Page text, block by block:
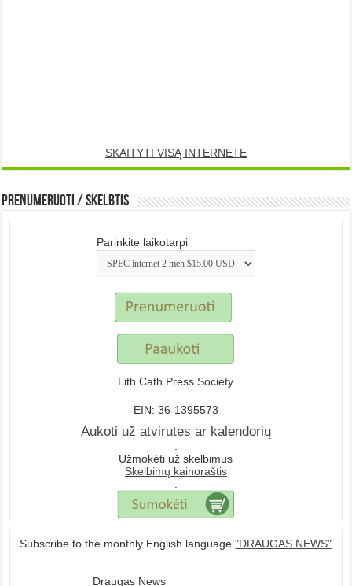
SKAITYTI VISĄ INTERNETE
Prenumeruoti / Skelbtis
Parinkite laikotarpi
Lith Cath Press Society
EIN: 36-1395573
Aukoti už atvirutes ar kalendorių
Užmokėti už skelbimus
Skelbimų kainoraštis
Subscribe to the monthly English language"DRAUGAS NEWS"
Draugas News